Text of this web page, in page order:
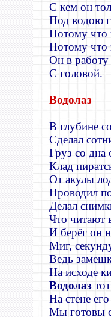
С кем он
Под водою
Потому что
Потому что
Он в работу
С головой.
Водолаз
В глубине
Сделал
Груз со дна
Клад
От акулы
Проводил
Делал
Что читают
И берёг он
Миг,
Ведь
На исходе
Водолаз
На стене
Мы готовы